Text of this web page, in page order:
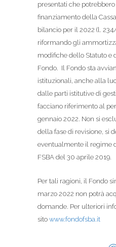
presentati che
finanziamento della
bilancio per il 2022 (l.
riformando gli
modifiche dello Statuto e
Fondo. Il Fondo sta
istituzionali, anche alla
dalle parti istitutive di
facciano riferimento al
gennaio 2022. Non si
della fase di revisione, si
eventualmente il regime
FSBA del 30 aprile 2019.
Per tali ragioni, il Fondo
marzo 2022 non potrà
domande. Per ulteriori
sito www.fondofsba.it